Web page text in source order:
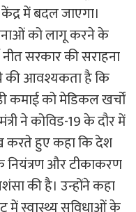
में बदल जाएगा।
को लागू करने के
सरकार की सराहना
की आवश्यकता है कि
कमाई को मेडिकल खर्चों
ने कोविड-19 के दौर में
करते हुए कहा कि देश
नियंत्रण और टीकाकरण
की है। उन्होंने कहा